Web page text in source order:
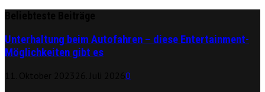
Unterhaltung beim Autofahren – diese Entertainment-
Möglichkeiten gibt es
0